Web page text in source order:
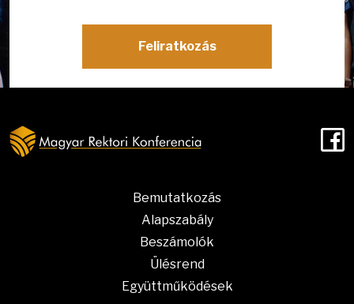
Feliratkozás
Bemutatkozás
Alapszabály
Beszámolók
Ülésrend
Együttműködések